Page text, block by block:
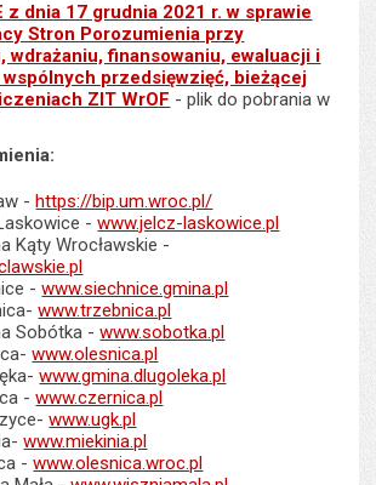
z dnia 17 grudnia 2021 r. w sprawie
Stron Porozumienia przy
wdrażaniu, finansowaniu, ewaluacji i
wspólnych przedsięwzięć, bieżącej
ZIT WrOF - plik do pobrania w
- https://bip.um.wroc.pl/
-www.jelcz-laskowice.pl
Kąty Wrocławskie -
-www.siechnice.gmina.pl
www.trzebnica.pl
Sobótka -www.sobotka.pl
www.olesnica.pl
www.gmina.dlugoleka.pl
-www.czernica.pl
www.ugk.pl
www.miekinia.pl
-www.olesnica.wroc.pl